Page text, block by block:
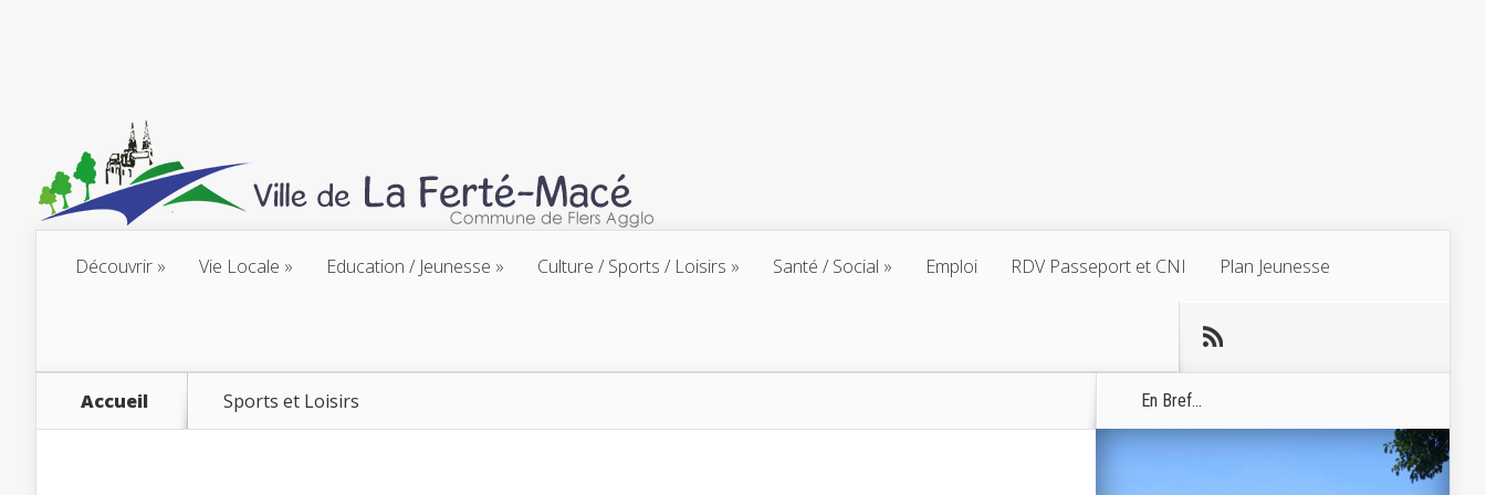
Découvrir Vie Locale Education / Jeunesse Culture / Sports / Loisirs Santé / Social Emploi RDV Passeport et CNI Plan Jeunesse
Accueil Sports et Loisirs En Bref...